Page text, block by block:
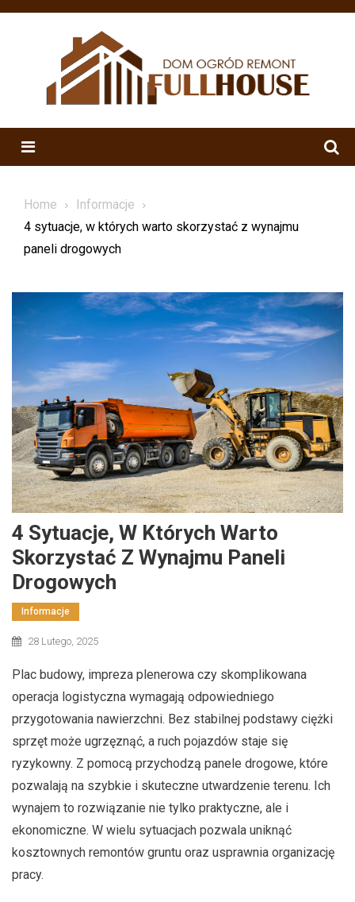
Skip
Menu
Home
Informacje
4 sytuacje, w których warto skorzystać z wynajmu
paneli drogowych
4 Sytuacje, W Których Warto
Skorzystać Z Wynajmu Paneli
Drogowych
Informacje
28 Lutego, 2025
Plac budowy, impreza plenerowa czy skomplikowana
operacja logistyczna wymagają odpowiedniego
przygotowania nawierzchni. Bez stabilnej podstawy ciężki
sprzęt może ugrzęznąć, a ruch pojazdów staje się
ryzykowny. Z pomocą przychodzą panele drogowe, które
pozwalają na szybkie i skuteczne utwardzenie terenu. Ich
wynajem to rozwiązanie nie tylko praktyczne, ale i
ekonomiczne. W wielu sytuacjach pozwala uniknąć
kosztownych remontów gruntu oraz usprawnia organizację
pracy.